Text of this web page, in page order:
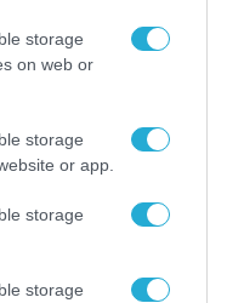
storage
on web or
storage
or app.
storage
storage
μόλις 5 χλμ.
στο Ντονέτσκ